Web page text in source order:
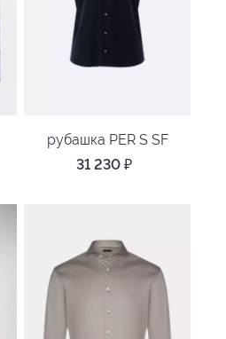
рубашка PER S SF
31 230 ₽